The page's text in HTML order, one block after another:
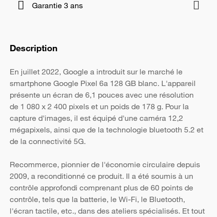
Garantie 3 ans
Description
En juillet 2022, Google a introduit sur le marché le
smartphone Google Pixel 6a 128 GB blanc. L'appareil
présente un écran de 6,1 pouces avec une résolution
de 1 080 x 2 400 pixels et un poids de 178 g. Pour la
capture d'images, il est équipé d'une caméra 12,2
mégapixels, ainsi que de la technologie bluetooth 5.2 et
de la connectivité 5G.
Recommerce, pionnier de l'économie circulaire depuis
2009, a reconditionné ce produit. Il a été soumis à un
contrôle approfondi comprenant plus de 60 points de
contrôle, tels que la batterie, le Wi-Fi, le Bluetooth,
l'écran tactile, etc., dans des ateliers spécialisés. Et tout